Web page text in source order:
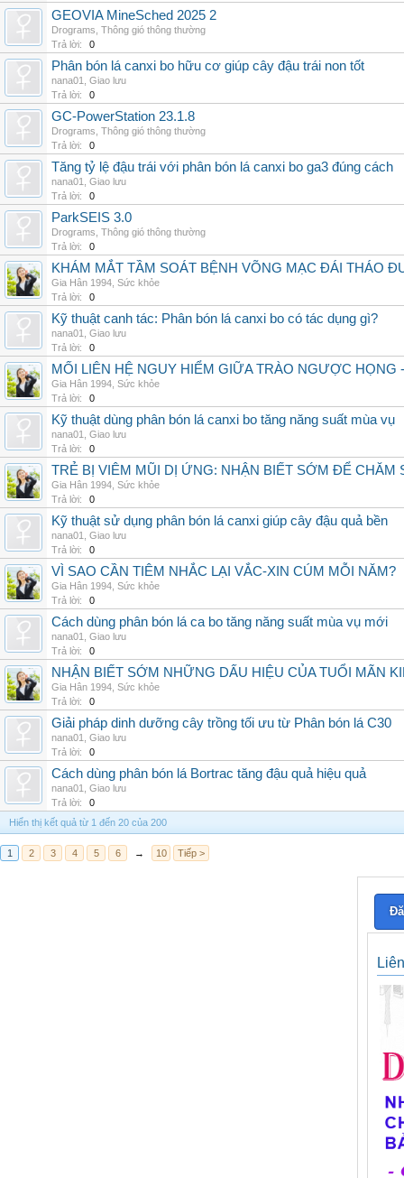
GEOVIA MineSched 2025 2
Drograms Thông gió thông thường
Trả lời:
0
Phân bón lá canxi bo hữu cơ giúp cây đậu trái non tốt
nana01
Giao lưu
Trả lời:
0
GC-PowerStation 23.1.8
Drograms Thông gió thông thường
Trả lời:
0
Tăng tỷ lệ đậu trái với phân bón lá canxi bo ga3 đúng cách
nana01
Giao lưu
Trả lời:
0
ParkSEIS 3.0
Drograms Thông gió thông thường
Trả lời:
0
KHÁM MẮT TẦM SOÁT BỆNH VÕNG MẠC ĐÁI THÁO
Gia Hân 1994 Sức khỏe
Trả lời:
0
Kỹ thuật canh tác: Phân bón lá canxi bo có tác dụng gì?
nana01
Giao lưu
Trả lời:
0
MỐI LIÊN HỆ NGUY HIỂM GIỮA TRÀO NGƯỢC
Gia Hân 1994 Sức khỏe
Trả lời:
0
Kỹ thuật dùng phân bón lá canxi bo tăng năng suất mùa vụ
nana01
Giao lưu
Trả lời:
0
TRẺ BỊ VIÊM MŨI DỊ ỨNG: NHẬN BIẾT SỚM ĐỂ CHĂM
Gia Hân 1994 Sức khỏe
Trả lời:
0
Kỹ thuật sử dụng phân bón lá canxi giúp cây đậu quả bền
nana01
Giao lưu
Trả lời:
0
VÌ SAO CẦN TIÊM NHẮC LẠI VẮC-XIN CÚM MỖI NĂM?
Gia Hân 1994 Sức khỏe
Trả lời:
0
Cách dùng phân bón lá ca bo tăng năng suất mùa vụ mới
nana01
Giao lưu
Trả lời:
0
NHẬN BIẾT SỚM NHỮNG DẤU HIỆU CỦA TUỔI MÃN
Gia Hân 1994 Sức khỏe
Trả lời:
0
Giải pháp dinh dưỡng cây trồng tối ưu từ Phân bón lá C30
nana01
Giao lưu
Trả lời:
0
Cách dùng phân bón lá Bortrac tăng đậu quả hiệu quả
nana01
Giao lưu
Trả lời:
0
Hiển thị kết quả từ 1 đến 20 của 200
1 2 3 4 5 6 → 10 Tiếp >